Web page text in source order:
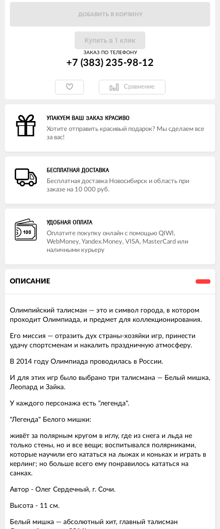
ДОБАВИТЬ В КОРЗИНУ
Купить в 1 клик
ЗАКАЗ ПО ТЕЛЕФОНУ
+7 (383) 235-98-12
Сравнение
УПАКУЕМ ВАШ ЗАКАЗ КРАСИВО
Хотите отправить красивый подарок? Мы сделаем все
за вас!
БЕСПЛАТНАЯ ДОСТАВКА
Бесплатная доставка Новосибирск и область при
заказе на 10 000 руб.
УДОБНАЯ ОПЛАТА
Оплатите покупку онлайн с помощью QIWI,
WebMoney, Yandex.Money, VISA, MasterCard или
наличными курьеру
ОПИСАНИЕ
Олимпийский талисман — это и символ города, в котором
проходит Олимпиада, и предмет для коллекционирования.
Его миссия — отразить дух страны-хозяйки игр, принести
удачу спортсменам и накалить праздничную атмосферу.
В 2014 году Олимпиада проводилась в России.
И для этих игр было выбрано три талисмана — Белый мишка,
Леопард и Зайка.
У каждого персонажа есть "легенда".
"Легенда" Белого мишки:
живёт за полярным кругом в иглу, где из снега и льда не
только стены, но и все вещи; воспитывался полярниками,
которые научили его кататься на лыжах и коньках и играть в
керлинг; но больше всего ему понравилось кататься на
санках.
Автор - Олег Сердечный, г. Сочи.
Высота - 11 см.
Белый мишка — абсолютный хит, главный талисман